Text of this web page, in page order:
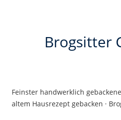
Brogsitter
Feinster handwerklich
altem Hausrezept gebacken ·